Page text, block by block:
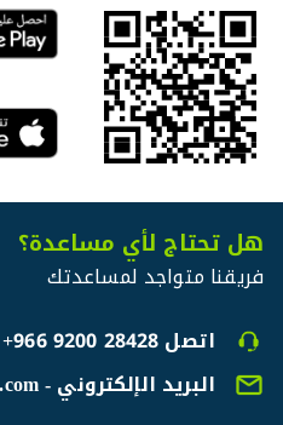
هل تحتاج لأي مساعدة؟
فريقنا متواجد لمساعدتك
اتصل+966 9200 28428
البريد الإلكتروني - info@lumirental.com